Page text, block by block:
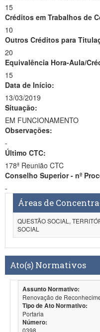
15
Créditos em Trabalhos de
10
Outros Créditos para
20
Equivalência Hora-Aula/
15
Data de Início:
13/03/2019
Situação:
EM FUNCIONAMENTO
Observações:
-
Último CTC:
178ª Reunião CTC
Conselho Superior - nº
-
Áreas de
QUESTÃO SOCIAL,
SOCIAL
Ato(s) Normativos
Assunto Normativo:
Renovação de
Tipo de Ato Normativo:
Portaria
Número:
0398